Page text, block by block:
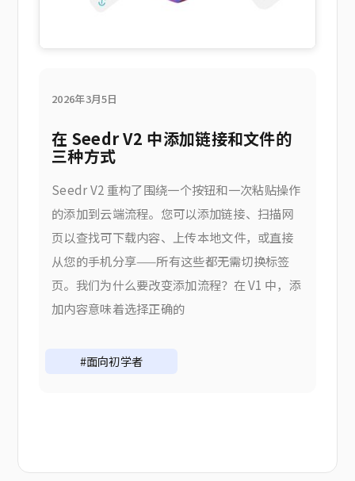
2026年3月5日
在 Seedr V2 中添加链接和文件的
三种方式
Seedr V2 重构了围绕一个按钮和一次粘贴操作
的添加到云端流程。您可以添加链接、扫描网
页以查找可下载内容、上传本地文件，或直接
从您的手机分享——所有这些都无需切换标签
页。我们为什么要改变添加流程？在 V1 中，添
加内容意味着选择正确的
#面向初学者